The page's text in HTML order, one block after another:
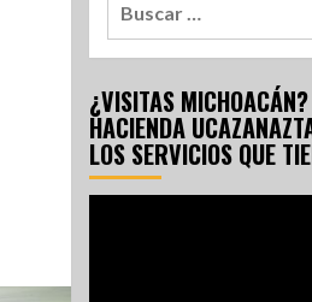
¿VISITAS
HACIENDA
LOS SERVICIOS QUE